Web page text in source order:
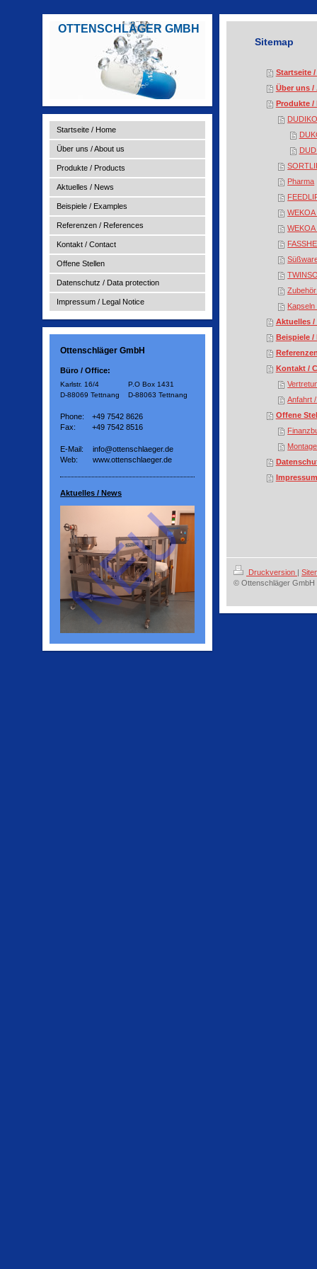
OTTENSCHLÄGER GMBH
Startseite / Home
Über uns / About us
Produkte / Products
Aktuelles / News
Beispiele / Examples
Referenzen / References
Kontakt / Contact
Offene Stellen
Datenschutz / Data protection
Impressum / Legal Notice
Ottenschläger GmbH
Büro / Office:
Karlstr. 16/4
P.O Box 1431
D-88069 Tettnang
D-88063 Tettnang
Phone:
+49 7542 8626
Fax:
+49 7542 8516
E-Mail:
info@ottenschlaeger.de
Web:
www.ottenschlaeger.de
Aktuelles / News
Sitemap
Startseite /
Über uns /
Produkte /
Pharma
WEKOA
WEKOA
Aktuelles /
Beispiele /
Kontakt /
Anfahrt
Offene
Druckversion |
© Ottenschläger GmbH